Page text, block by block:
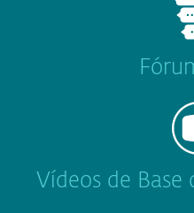
Vídeos de